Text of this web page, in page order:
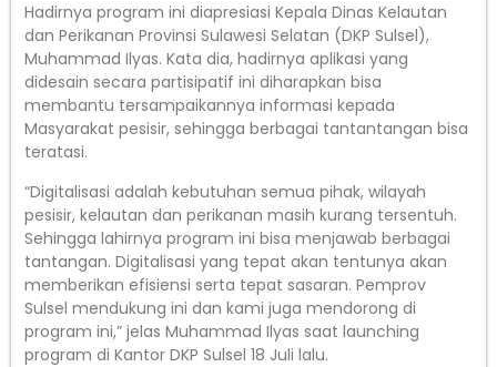
Hadirnya program ini diapresiasi Kepala Dinas Kelautan
dan Perikanan Provinsi Sulawesi Selatan (DKP Sulsel),
Muhammad Ilyas. Kata dia, hadirnya aplikasi yang
didesain secara partisipatif ini diharapkan bisa
membantu tersampaikannya informasi kepada
Masyarakat pesisir, sehingga berbagai tantantangan bisa
teratasi.
“Digitalisasi adalah kebutuhan semua pihak, wilayah
pesisir, kelautan dan perikanan masih kurang tersentuh.
Sehingga lahirnya program ini bisa menjawab berbagai
tantangan. Digitalisasi yang tepat akan tentunya akan
memberikan efisiensi serta tepat sasaran. Pemprov
Sulsel mendukung ini dan kami juga mendorong di
program ini,” jelas Muhammad Ilyas saat launching
program di Kantor DKP Sulsel 18 Juli lalu.